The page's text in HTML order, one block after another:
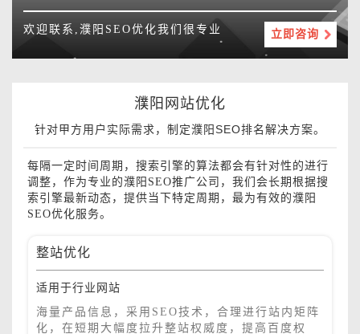
欢迎联系,濮阳SEO优化我们很专业 立即咨询
濮阳网站优化
针对甲方用户实际需求，制定濮阳SEO排名解决方案。
每隔一定时间周期，搜索引擎的算法都会有针对性的进行
调整，作为专业的濮阳SEO推广公司，我们会长期根据搜
索引擎最新动态，提供当下特定周期，最为有效的濮阳
SEO优化服务。
整站优化
适用于行业网站
海量产品信息，采用SEO技术，合理进行站内矩阵
化，在短期大幅度拉升整站权威度，提高百度权